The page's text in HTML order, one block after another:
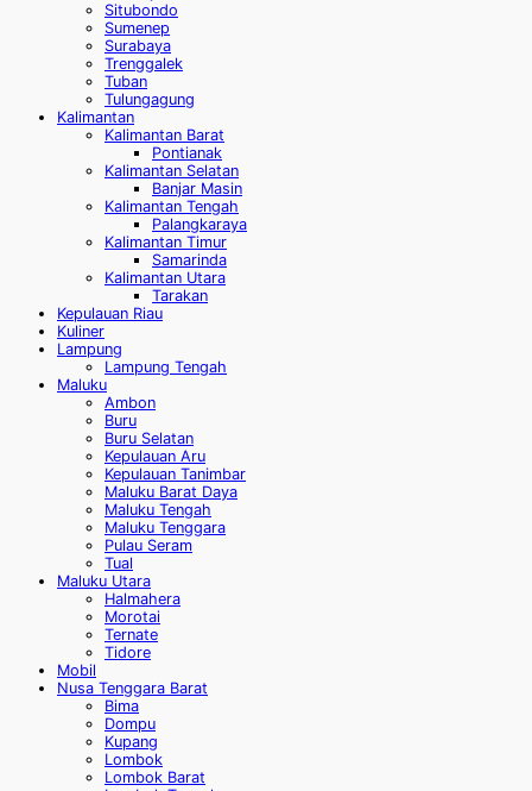
Situbondo
Sumenep
Surabaya
Trenggalek
Tuban
Tulungagung
Kalimantan
Kalimantan Barat
Pontianak
Kalimantan Selatan
Banjar Masin
Kalimantan Tengah
Palangkaraya
Kalimantan Timur
Samarinda
Kalimantan Utara
Tarakan
Kepulauan Riau
Kuliner
Lampung
Lampung Tengah
Maluku
Ambon
Buru
Buru Selatan
Kepulauan Aru
Kepulauan Tanimbar
Maluku Barat Daya
Maluku Tengah
Maluku Tenggara
Pulau Seram
Tual
Maluku Utara
Halmahera
Morotai
Ternate
Tidore
Mobil
Nusa Tenggara Barat
Bima
Dompu
Kupang
Lombok
Lombok Barat